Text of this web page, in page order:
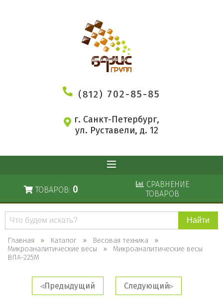
(812) 702-85-85
г. Санкт-Петербург,
ул. Руставели, д. 12
ТОВАРОВ: 0
СРАВНЕНИЕ
ТОВАРОВ
Поиск
каталогу
Главная Каталог
Весовая техника
Микроаналитические весы
Микроаналитические весы
ВЛА-225М
Предыдущий Следующий